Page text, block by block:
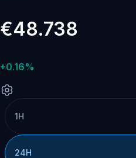
€48.738
+0.16%
1H
24H